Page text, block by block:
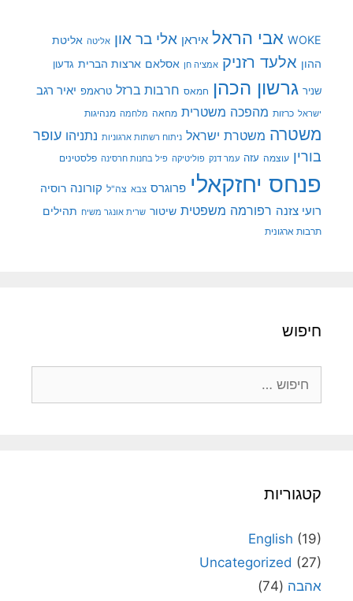
WOKE אבי הראל איראן אלי בר און אליטה אליטת
ההון אלעד רזניק אמציה חן אסלאם ארצות הברית גדעון
שניר גרשון הכהן חמאס חרבות ברזל טראמפ יאיר רגב
ישראל כרזות מהפכה משטרית מחאה מלחמה מנהיגות
משטרה משטרת ישראל ניתוח רשתות ארגוניות נתניהו עופר
בורין עוצמה עזה עמר דנק פוליטיקה פיל בחנות חרסינה פלסטינים
פנחס יחזקאלי פרוגרס צבא צה"ל קורונה רוסיה
רועי צזנה רפורמה משפטית שיטור שרית אונגר משיח תהילים
תרבות ארגונית
חיפוש
קטגוריות
English (19)
Uncategorized (27)
אהבה (74)